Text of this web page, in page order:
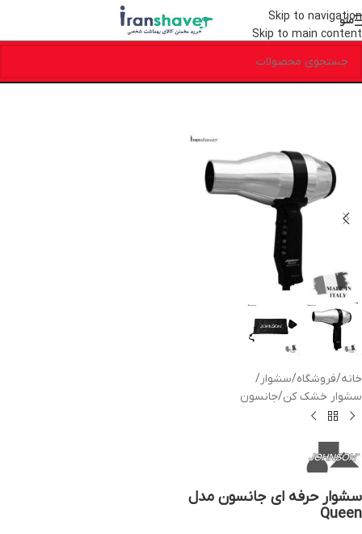
Skip to navigation
Skip to main content
منو
خانه/فروشگاه/سشوار/
سشوار خشک کن/جانسون
سشوار حرفه ای جانسون مدل
Queen